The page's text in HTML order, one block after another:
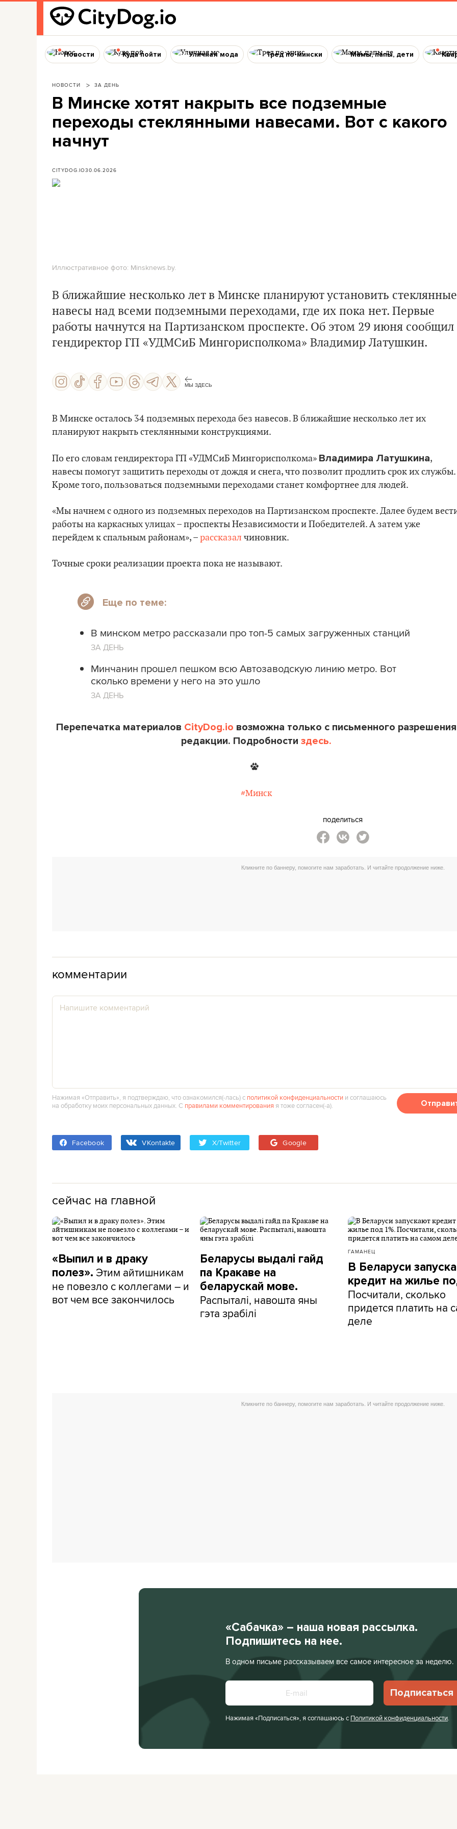
Новости Куда пойти Уличная мода Тред по-мински Мамы, папы, дети
НОВОСТИ ЗА ДЕНЬ
В Минске хотят накрыть все подземные
переходы стеклянными навесами. Вот с какого
начнут
CITYDOG.IO30.06.2026
Иллюстративное фото: Minsknews.by.
В ближайшие несколько лет в Минске планируют установить стеклянные
навесы над всеми подземными переходами, где их пока нет. Первые
работы начнутся на Партизанском проспекте. Об этом 29 июня сообщил
гендиректор ГП «УДМСиБ Мингорисполкома» Владимир Латушкин.
МЫ ЗДЕСЬ
В Минске осталось 34 подземных перехода без навесов. В ближайшие несколько лет их
планируют накрыть стеклянными конструкциями.
По его словам гендиректора ГП «УДМСиБ Мингорисполкома» Владимира Латушкина,
навесы помогут защитить переходы от дождя и снега, что позволит продлить срок их службы.
Кроме того, пользоваться подземными переходами станет комфортнее для людей.
«Мы начнем с одного из подземных переходов на Партизанском проспекте. Далее будем
работы на каркасных улицах – проспекты Независимости и Победителей. А затем уже
перейдем к спальным районам», –рассказал чиновник.
Точные сроки реализации проекта пока не называют.
Еще по теме:
В минском метро рассказали про топ-5 самых загруженных станций
ЗА ДЕНЬ
Минчанин прошел пешком всю Автозаводскую линию метро. Вот
сколько времени у него на это ушло
ЗА ДЕНЬ
Перепечатка материалов CityDog.io возможна только с письменного разрешения
редакции. Подробности здесь.
#Минск
поделиться
комментарии
Нажимая «Отправить», я подтверждаю, что ознакомился(‑лась) с политикой конфиденциальности и соглашаюсь
на обработку моих персональных данных. С правилами комментирования я тоже согласен(‑а).
Facebook VKontakte X/Twitter Google
сейчас на главной
«Выпил и в драку
полез». Этим айтишникам
не повезло с коллегами – и
вот чем все закончилось
Беларусы выдалі гайд
па Кракаве на
беларускай мове.
Распыталі, навошта яны
гэта зрабілі
ГАМАНЕЦ
В Беларуси
кредит на жилье
Посчитали, сколько
придется платить на
деле
«Сабачка» – наша новая рассылка.
Подпишитесь на нее.
В одном письме рассказываем все самое интересное за неделю.
Подписаться
Нажимая «Подписаться», я соглашаюсь с Политикой конфиденциальности.